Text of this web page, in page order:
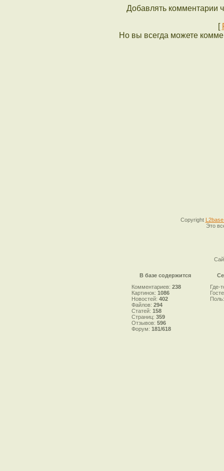
Добавлять комментарии
[
Но вы всегда можете
Copyright
Это
В базе содержится
Комментариев: 238
Картинок: 1086
Новостей: 402
Файлов: 294
Статей: 158
Страниц: 359
Отзывов: 596
Форум: 181/618
Где-